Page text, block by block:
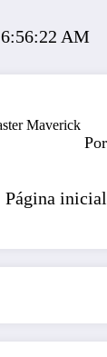
6:56:22 AM
Página inicial